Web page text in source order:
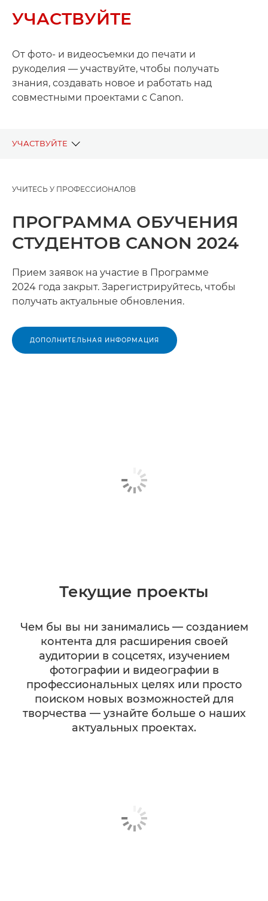
УЧАСТВУЙТЕ
От фото- и видеосъемки до печати и
рукоделия — участвуйте, чтобы получать
знания, создавать новое и работать над
совместными проектами с Canon.
УЧАСТВУЙТЕ
УЧИТЕСЬ У ПРОФЕССИОНАЛОВ
ПРОГРАММА ОБУЧЕНИЯ
СТУДЕНТОВ CANON 2024
Прием заявок на участие в Программе
2024 года закрыт. Зарегистрируйтесь, чтобы
получать актуальные обновления.
ДОПОЛНИТЕЛЬНАЯ ИНФОРМАЦИЯ
Текущие проекты
Чем бы вы ни занимались — созданием
контента для расширения своей
аудитории в соцсетях, изучением
фотографии и видеографии в
профессиональных целях или просто
поиском новых возможностей для
творчества — узнайте больше о наших
актуальных проектах.